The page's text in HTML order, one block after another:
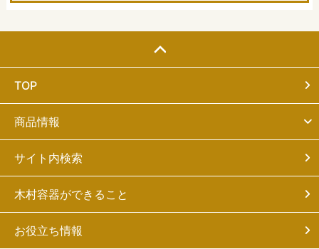
TOP
商品情報
サイト内検索
木村容器ができること
お役立ち情報